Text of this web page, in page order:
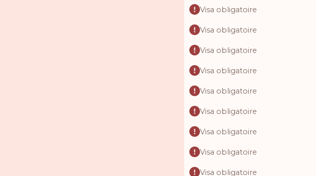
Visa obligatoire
Visa obligatoire
Visa obligatoire
Visa obligatoire
Visa obligatoire
Visa obligatoire
Visa obligatoire
Visa obligatoire
Visa obligatoire